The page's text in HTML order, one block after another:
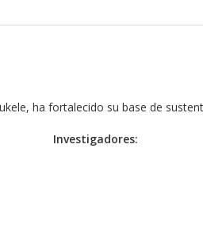
ha fortalecido su base de
Investigadores: